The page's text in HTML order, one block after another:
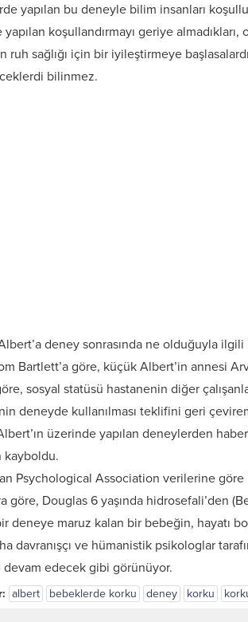
yapılan bu deneyle bilim insanları
yapılan koşullandırmayı geriye
ruh sağlığı için bir iyileştirmeye
bilinmez.
deney sonrasında ne olduğuyla
Bartlett’a göre, küçük Albert’in annesi
sosyal statüsü hastanenin diğer
deneyde kullanılması teklifini geri
üzerinde yapılan deneylerden
kayboldu.
Psychological Association verilerine göre
göre, Douglas 6 yaşında hidrosefali’den
deneye maruz kalan bir bebeğin, hayatı
davranışçı ve hümanistik psikologlar
devam edecek gibi görünüyor.
albert bebeklerde korku deney korku